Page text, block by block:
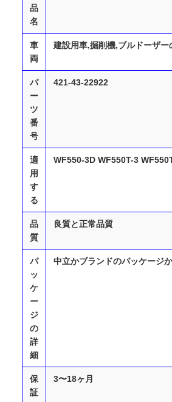
品
名
車
両
建設用車,掘削機,ブルドーザー
パ
ー
ツ
番
号
421-43-22922
適
用
す
る
WF550-3D WF550T-3
品
質
良質と正常品質
パ
ッ
ケ
ー
ジ
の
詳
細
中立かブランドのパッケージか
保
証
3〜18ヶ月